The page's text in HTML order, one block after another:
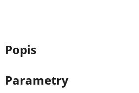
Popis
Parametry